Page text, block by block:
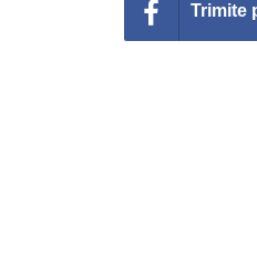
Trimite